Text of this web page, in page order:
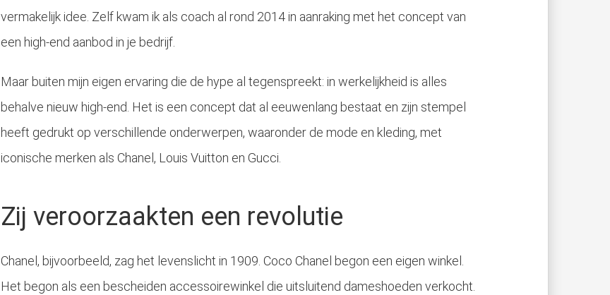
vermakelijk idee. Zelf kwam ik als coach al rond 2014 in aanraking met het concept van
een high-end aanbod in je bedrijf.
Maar buiten mijn eigen ervaring die de hype al tegenspreekt: in werkelijkheid is alles
behalve nieuw high-end. Het is een concept dat al eeuwenlang bestaat en zijn stempel
heeft gedrukt op verschillende onderwerpen, waaronder de mode en kleding, met
iconische merken als Chanel, Louis Vuitton en Gucci.
Zij veroorzaakten een revolutie
Chanel, bijvoorbeeld, zag het levenslicht in 1909. Coco Chanel begon een eigen winkel.
Het begon als een bescheiden accessoirewinkel die uitsluitend dameshoeden verkocht.